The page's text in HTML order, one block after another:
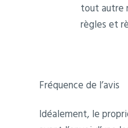
tout autre
règles et
Fréquence de l’avis
Idéalement, le